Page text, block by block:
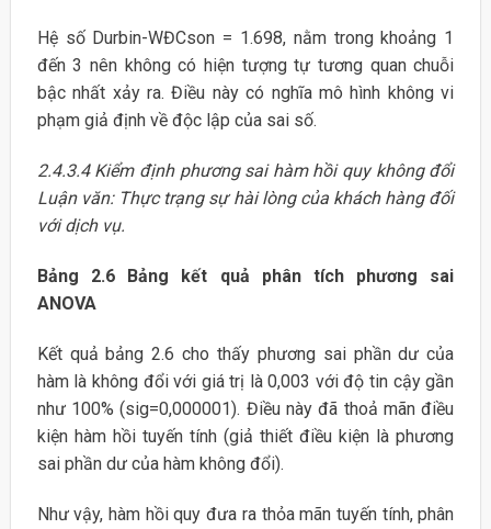
Hệ số Durbin-WĐCson = 1.698, nằm trong khoảng 1
đến 3 nên không có hiện tượng tự tương quan chuỗi
bậc nhất xảy ra. Điều này có nghĩa mô hình không vi
phạm giả định về độc lập của sai số.
2.4.3.4 Kiểm định phương sai hàm hồi quy không đổi
Luận văn: Thực trạng sự hài lòng của khách hàng đối
với dịch vụ.
Bảng 2.6 Bảng kết quả phân tích phương sai
ANOVA
Kết quả bảng 2.6 cho thấy phương sai phần dư của
hàm là không đổi với giá trị là 0,003 với độ tin cậy gần
như 100% (sig=0,000001). Điều này đã thoả mãn điều
kiện hàm hồi tuyến tính (giả thiết điều kiện là phương
sai phần dư của hàm không đổi).
Như vậy, hàm hồi quy đưa ra thỏa mãn tuyến tính, phân